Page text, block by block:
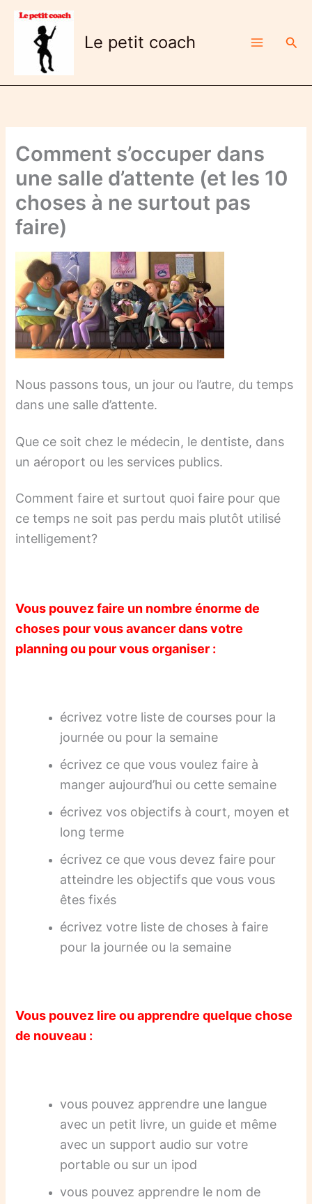
Aller
contenu
Le petit coach
Comment s’occuper dans
une salle d’attente (et les 10
choses à ne surtout pas
faire)
Nous passons tous, un jour ou l’autre, du temps
dans une salle d’attente.
Que ce soit chez le médecin, le dentiste, dans
un aéroport ou les services publics.
Comment faire et surtout quoi faire pour que
ce temps ne soit pas perdu mais plutôt utilisé
intelligement?
Vous pouvez faire un nombre énorme de
choses pour vous avancer dans votre
planning ou pour vous organiser :
écrivez votre liste de courses pour la
journée ou pour la semaine
écrivez ce que vous voulez faire à
manger aujourd’hui ou cette semaine
écrivez vos objectifs à court, moyen et
long terme
écrivez ce que vous devez faire pour
atteindre les objectifs que vous vous
êtes fixés
écrivez votre liste de choses à faire
pour la journée ou la semaine
Vous pouvez lire ou apprendre quelque chose
de nouveau :
vous pouvez apprendre une langue
avec un petit livre, un guide et même
avec un support audio sur votre
portable ou sur un ipod
vous pouvez apprendre le nom de